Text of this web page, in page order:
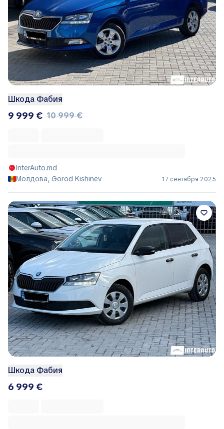
Шкода Фабия
9 999 € 10 999 €
InterAuto.md
Молдова, Gorod Kishinëv
17 сентября 2025
Шкода Фабия
6 999 €